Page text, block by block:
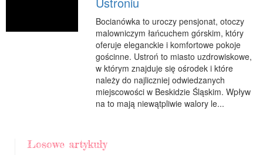
Bocianówka to uroczy pensjonat, otoczy
malowniczym łańcuchem górskim, który
oferuje eleganckie i komfortowe pokoje
gościnne. Ustroń to miasto uzdrowiskowe,
w którym znajduje się ośrodek i które
należy do najliczniej odwiedzanych
miejscowości w Beskidzie Śląskim. Wpływ
na to mają niewątpliwie walory le...
Losowe artykuły